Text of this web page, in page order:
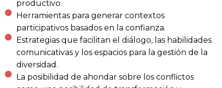
productivo.
Herramientas para generar contextos
participativos basados en la confianza.
Estrategias que facilitan el diálogo, las habilidades
comunicativas y los espacios para la gestión de la
diversidad.
La posibilidad de ahondar sobre los conflictos